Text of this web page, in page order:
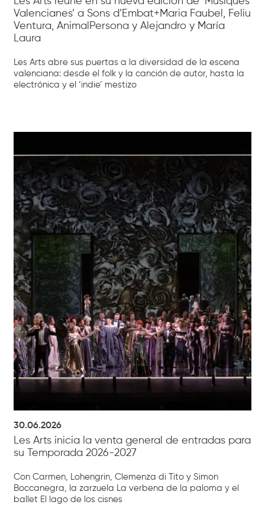
Valencianes’ a Sons d’Embat+Maria Faubel, Feliu
Ventura, AnimalPersona y Alejandro y María
Laura
Les Arts abre sus puertas a la diversidad de la escena
valenciana: desde el folk y la canción de autor, hasta la
electrónica y el ‘indie’ mestizo
30.06.2026
Les Arts inicia la venta general de entradas para
su Temporada 2026-2027
Con Carmen, Lohengrin, Clemenza di Tito y Simon
Boccanegra, la zarzuela La verbena de la paloma y el
ballet El lago de los cisnes